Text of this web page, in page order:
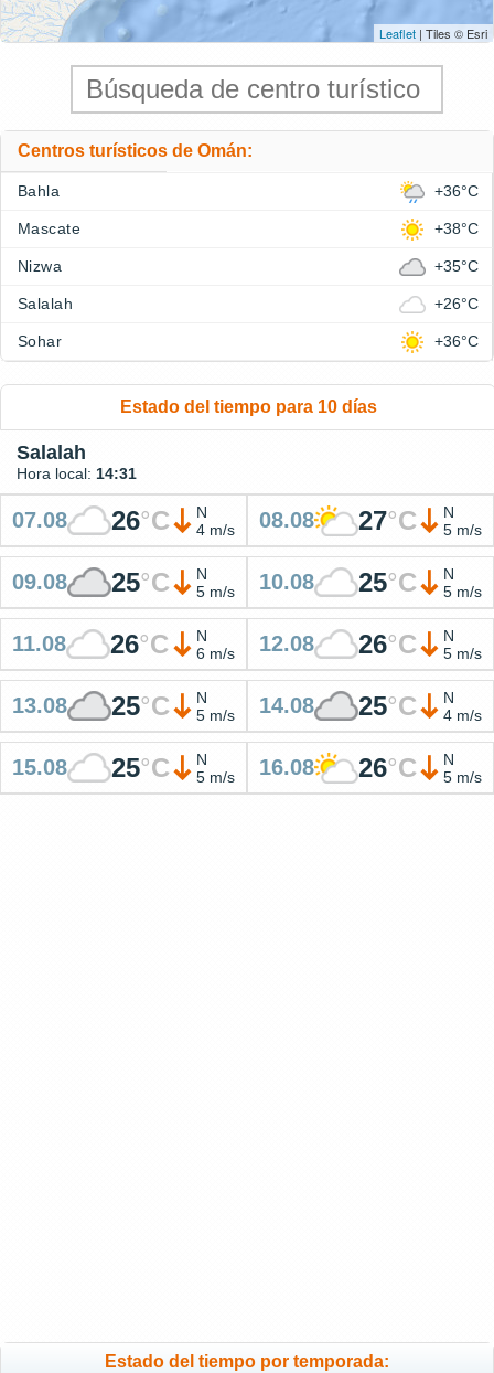
Leaflet | Tiles © Esri
Centros turísticos de Omán:
Bahla +36°C
Mascate +38°C
Nizwa +35°C
Salalah +26°C
Sohar +36°C
Estado del tiempo para 10 días
Salalah
Hora local: 14:31
07.08 26°C
N
4 m/s
08.08 27°C
N
5 m/s
09.08 25°C
N
5 m/s
10.08 25°C
N
5 m/s
11.08 26°C
N
6 m/s
12.08 26°C
N
5 m/s
13.08 25°C
N
5 m/s
14.08 25°C
N
4 m/s
15.08 25°C
N
5 m/s
16.08 26°C
N
5 m/s
Estado del tiempo por temporada: